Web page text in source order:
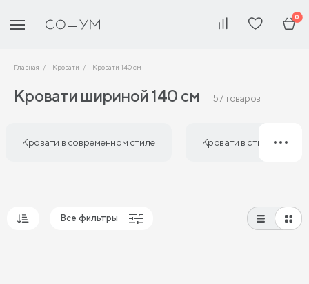
0
Главная Кровати Кровати 140 см
Кровати шириной 140 см 57 товаров
Кровати в современном стиле Кровати в стиле лофт
Все фильтры